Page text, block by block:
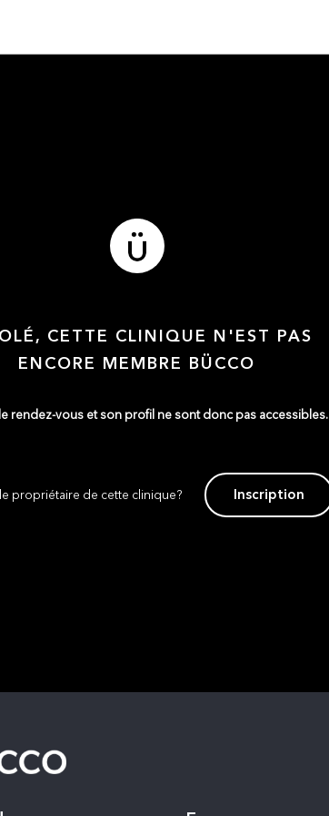
CETTE CLINIQUE N'EST PAS
ENCORE MEMBRE BÜCCO
rendez-vous et son profil ne sont donc pas accessibles.
propriétaire de cette clinique? Inscription